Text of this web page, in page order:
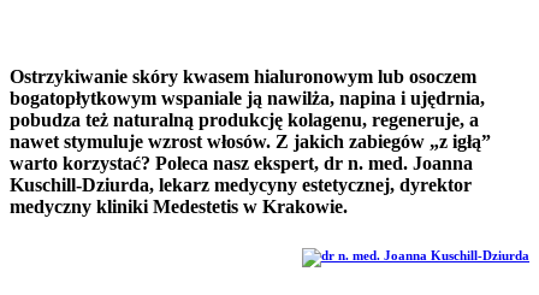
Ostrzykiwanie skóry kwasem hialuronowym lub osoczem
bogatopłytkowym wspaniale ją nawilża, napina i ujędrnia,
pobudza też naturalną produkcję kolagenu, regeneruje, a
nawet stymuluje wzrost włosów. Z jakich zabiegów „z igłą”
warto korzystać? Poleca nasz ekspert, dr n. med. Joanna
Kuschill-Dziurda, lekarz medycyny estetycznej, dyrektor
medyczny kliniki Medestetis w Krakowie.